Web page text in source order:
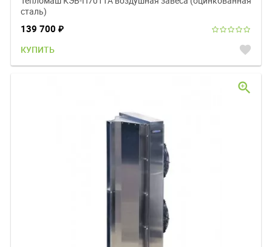
сталь)
139 700 ₽
КУПИТЬ favorite
zoom_in